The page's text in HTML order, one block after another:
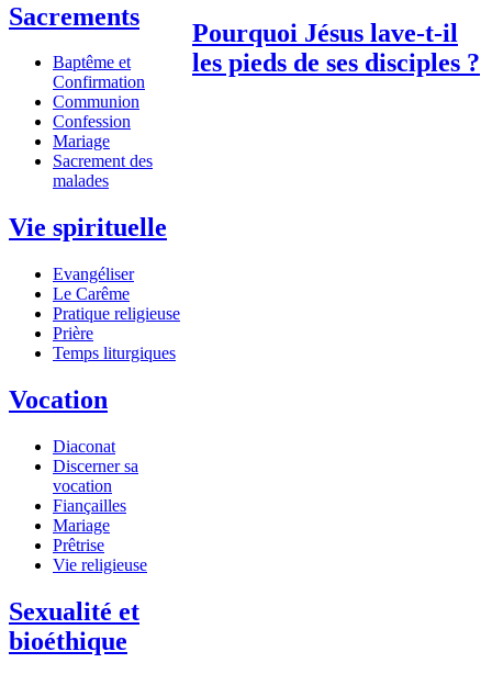
Sacrements
Baptême et
Confirmation
Communion
Confession
Mariage
Sacrement des
malades
Vie spirituelle
Evangéliser
Le Carême
Pratique religieuse
Prière
Temps liturgiques
Vocation
Diaconat
Discerner sa
vocation
Fiançailles
Mariage
Prêtrise
Vie religieuse
Sexualité et
bioéthique
Pourquoi Jésus lave-t-il
les pieds de ses disciples ?